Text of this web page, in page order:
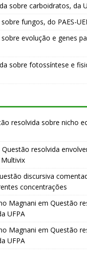
sobre carboidratos, da
fungos, do PAES-
evolução e genes
sobre fotossíntese e
resolvida sobre nicho
Questão resolvida
discursiva
concentrações
Magnani em Questão
UFPA
Magnani em Questão
UFPA